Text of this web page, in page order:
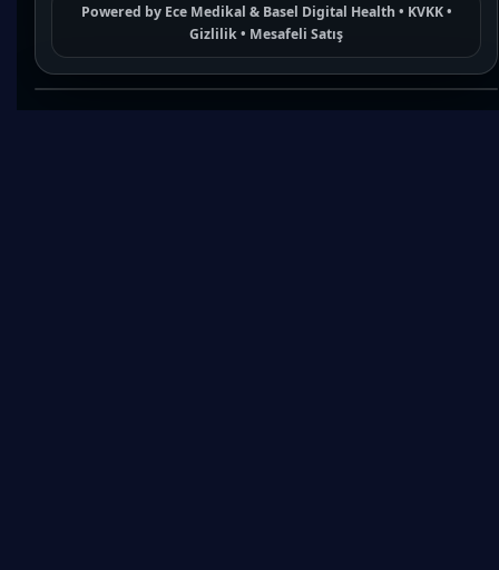
Powered by Ece Medikal & Basel Digital Health • KVKK•
Gizlilik• Mesafeli Satış